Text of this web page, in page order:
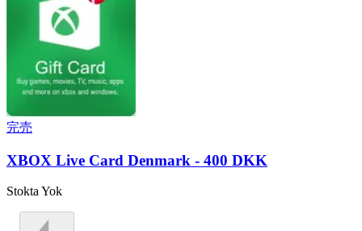
完売
XBOX Live Card Denmark - 400 DKK
Stokta Yok